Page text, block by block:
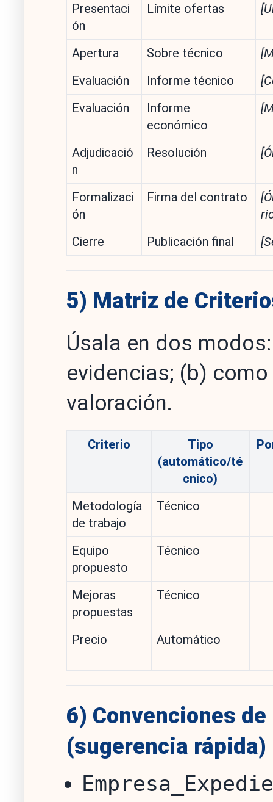
Presentaci
ón
Límite ofertas
Apertura Sobre técnico
Evaluación
Informe técnico
Evaluación
Informe
económico
Adjudicació
n
Resolución
Formalizaci
ón
Firma del contrato
Cierre
Publicación final
5) Matriz de
Úsala en dos
evidencias; (b)
valoración.
Criterio
Tipo
(automático/té
cnico)
Metodología
de trabajo
Técnico
Equipo
propuesto
Técnico
Mejoras
propuestas
Técnico
Precio Automático
6) Convenciones
(sugerencia rápida)